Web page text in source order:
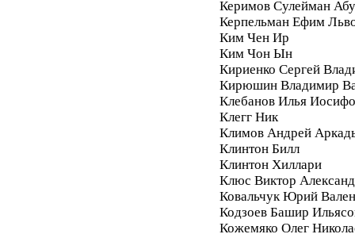
Керимов Сулейман
Керпельман Ефим
Ким Чен Ир
Ким Чон Ын
Кириенко Сергей
Кирюшин Владимир
Клебанов Илья
Клегг Ник
Климов Андрей
Клинтон Билл
Клинтон Хиллари
Клюс Виктор
Ковальчук Юрий
Кодзоев Башир
Кожемяко Олег